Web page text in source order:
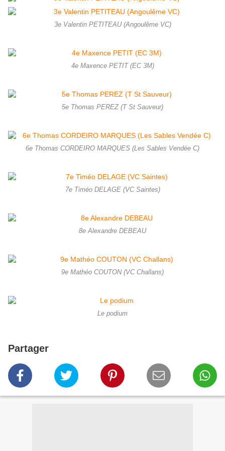
3e Valentin PETITEAU (Angoulême VC)
4e Maxence PETIT (EC 3M)
5e Thomas PEREZ (T St Sauveur)
6e Thomas CORDEIRO MARQUES (Les Sables Vendée C)
7e Timéo DELAGE (VC Saintes)
8e Alexandre DEBEAU
9e Mathéo COUTON (VC Challans)
Le podium
Partager